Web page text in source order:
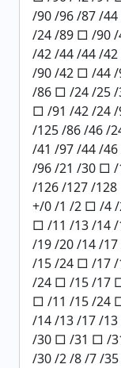
/90 /96 /87 /
/24 /89 □ /90
/42 /44 /44 /
/90 /42 □ /44 /
/86 □ /24 /25 /
□ /91 /42 /24
/125 /86 /46 /
/41 /97 /44 /
/96 /21 /30 □ /
/126 /127 /128
+/0 /1 /2 □ /4
□ /11 /13 /14
/19 /20 /14 /
/15 /24 □ /17 /
/24 □ /15 /17
□ /11 /15 /24
/14 /13 /17 /
/30 □ /31 □ /
/30 /2 /8 /7 /